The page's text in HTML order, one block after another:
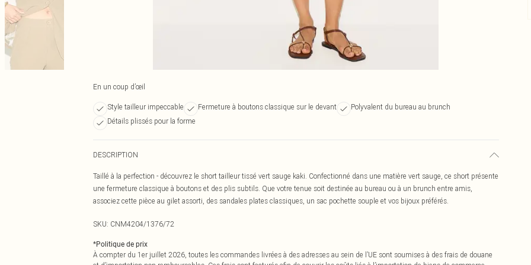
En un coup d’œil
Style tailleur impeccable Fermeture à boutons classique sur le devant
Polyvalent du bureau au brunch
Détails plissés pour la forme
DESCRIPTION
Taillé à la perfection - découvrez le short tailleur tissé vert sauge kaki. Confectionné dans une matière vert sauge, ce short présente
une fermeture classique à boutons et des plis subtils. Que votre tenue soit destinée au bureau ou à un brunch entre amis,
associez cette pièce au gilet assorti, des sandales plates classiques, un sac pochette souple et vos bijoux préférés.
SKU: CNM4204/1376/72
*Politique de prix
À compter du 1er juillet 2026, toutes les commandes livrées à des adresses au sein de l’UE sont soumises à des frais de douane